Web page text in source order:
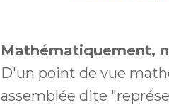
Mathématiquement,
D'un point de vue
assemblée dite